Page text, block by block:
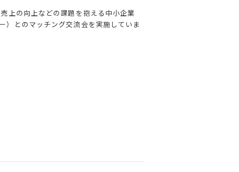
上の向上などの課題を抱える中小企業
）とのマッチング交流会を実施していま